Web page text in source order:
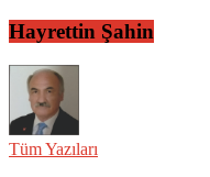
Hayrettin Şahin
Tüm Yazıları